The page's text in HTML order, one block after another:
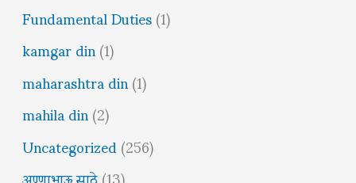
Fundamental Duties(1)
kamgar din(1)
maharashtra din(1)
mahila din(2)
Uncategorized(256)